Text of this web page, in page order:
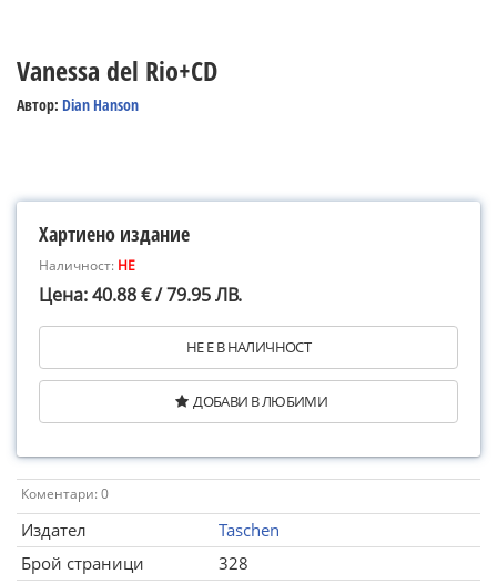
Vanessa del Rio+CD
Автор: Dian Hanson
Хартиено издание
Наличност: НЕ
Цена: 40.88 € / 79.95 ЛВ.
НЕ Е В НАЛИЧНОСТ
ДОБАВИ В ЛЮБИМИ
Коментари: 0
Издател
Taschen
Брой страници
328